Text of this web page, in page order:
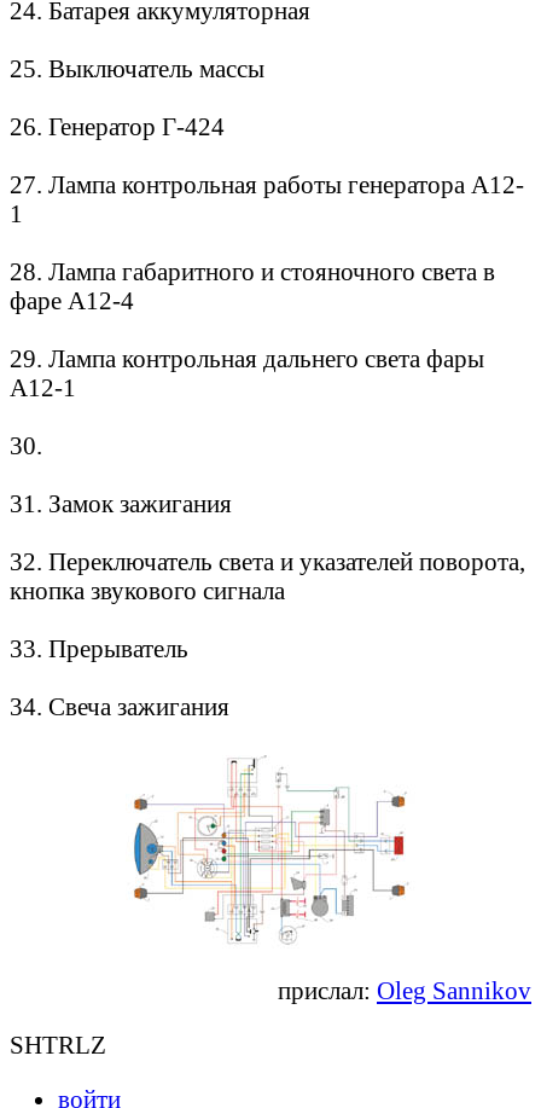
24. Батарея аккумуляторная
25. Выключатель массы
26. Генератор Г-424
27. Лампа контрольная работы генератора А12-
1
28. Лампа габаритного и стояночного света в
фаре А12-4
29. Лампа контрольная дальнего света фары
А12-1
30.
31. Замок зажигания
32. Переключатель света и указателей поворота,
кнопка звукового сигнала
33. Прерыватель
34. Свеча зажигания
прислал: Oleg Sannikov
SHTRLZ
войти